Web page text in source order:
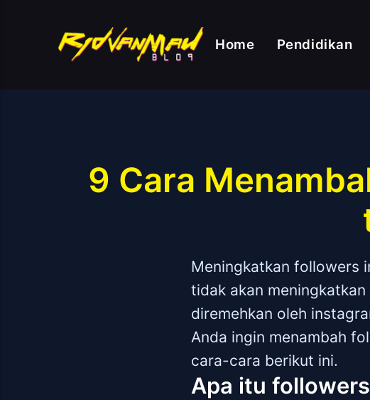
Home Pendidikan
9 Cara
Meningkatkan followers
tidak akan
diremehkan oleh
Anda ingin menambah
cara-cara berikut ini.
Apa itu